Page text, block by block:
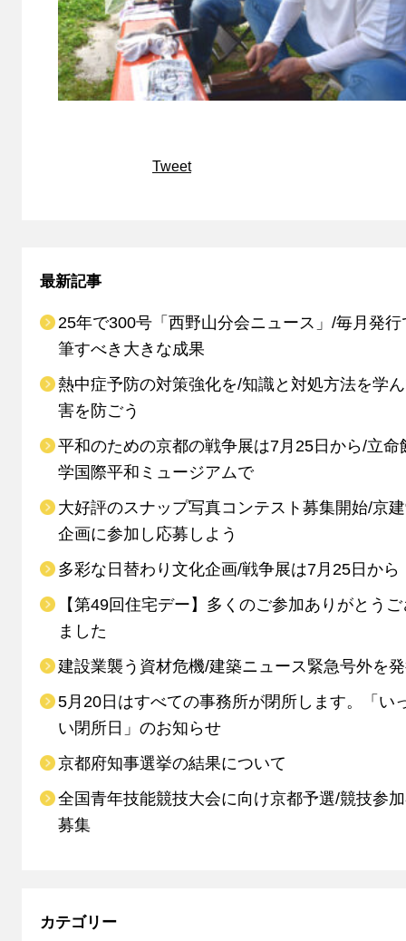
Tweet
最新記事
25年で300号「西野山分会ニュース」/毎月発行
筆すべき大きな成果
熱中症予防の対策強化を/知識と対処方法を学
害を防ごう
平和のための京都の戦争展は7月25日から/立命
学国際平和ミュージアムで
大好評のスナップ写真コンテスト募集開始/京
企画に参加し応募しよう
多彩な日替わり文化企画/戦争展は7月25日から
【第49回住宅デー】多くのご参加ありがとう
ました
建設業襲う資材危機/建築ニュース緊急号外を
5月20日はすべての事務所が閉所します。「い
い閉所日」のお知らせ
京都府知事選挙の結果について
全国青年技能競技大会に向け京都予選/競技参
募集
カテゴリー